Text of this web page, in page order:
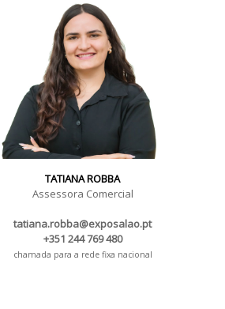
TATIANA ROBBA
Assessora Comercial
tatiana.robba@exposalao.pt
+351 244 769 480
chamada para a rede fixa nacional